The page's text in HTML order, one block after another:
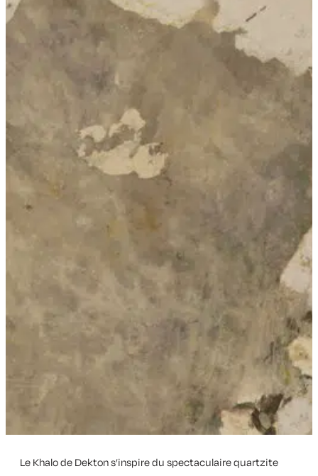
Le Khalo de Dekton s’inspire du spectaculaire quartzite